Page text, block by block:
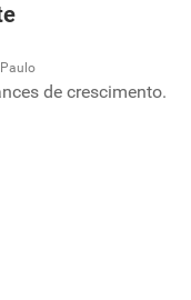
de crescimento.